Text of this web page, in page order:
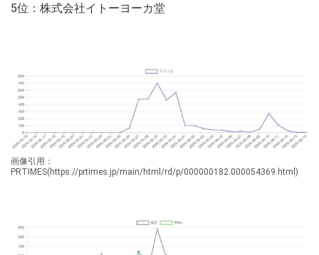
5位：株式会社イトーヨーカ堂
画像引用：
PRTIMES(https://prtimes.jp/main/html/rd/p/000000182.000054369.html)